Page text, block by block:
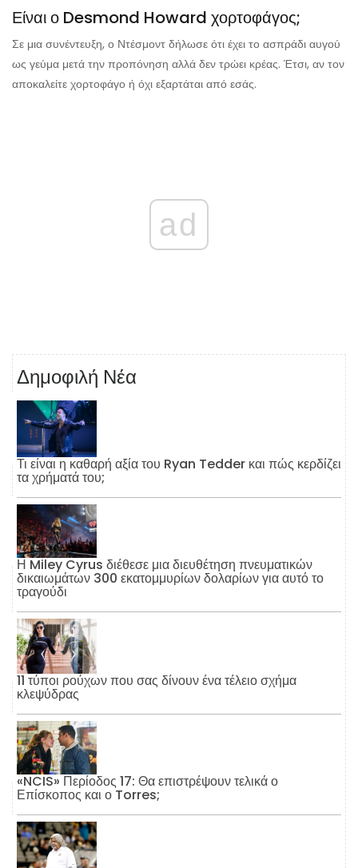
Είναι ο Desmond Howard χορτοφάγος;
Σε μια συνέντευξη, ο Ντέσμοντ δήλωσε ότι έχει το ασπράδι αυγού
ως γεύμα μετά την προπόνηση αλλά δεν τρώει κρέας. Έτσι, αν τον
αποκαλείτε χορτοφάγο ή όχι εξαρτάται από εσάς.
ad
Δημοφιλή Νέα
Τι είναι η καθαρή αξία του Ryan Tedder και πώς κερδίζει
τα χρήματά του;
Η Miley Cyrus διέθεσε μια διευθέτηση πνευματικών
δικαιωμάτων 300 εκατομμυρίων δολαρίων για αυτό το
τραγούδι
11 τύποι ρούχων που σας δίνουν ένα τέλειο σχήμα
κλεψύδρας
«NCIS» Περίοδος 17: Θα επιστρέψουν τελικά ο
Επίσκοπος και ο Torres;